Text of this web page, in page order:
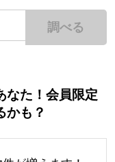
調べる
なた！会員限定
かも？